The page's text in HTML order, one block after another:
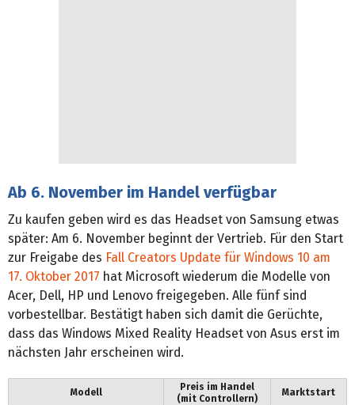
Ab 6. November im Handel verfügbar
Zu kaufen geben wird es das Headset von Samsung etwas
später: Am 6. November beginnt der Vertrieb. Für den Start
zur Freigabe des Fall Creators Update für Windows 10 am
17. Oktober 2017 hat Microsoft wiederum die Modelle von
Acer, Dell, HP und Lenovo freigegeben. Alle fünf sind
vorbestellbar. Bestätigt haben sich damit die Gerüchte,
dass das Windows Mixed Reality Headset von Asus erst im
nächsten Jahr erscheinen wird.
Modell
Preis im Handel
(mit Controllern)
Marktstart